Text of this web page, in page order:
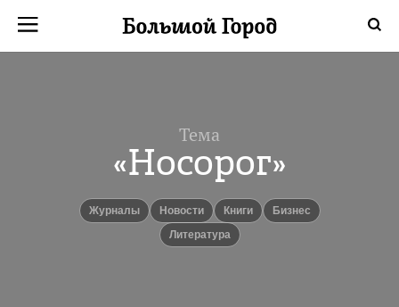
Тема
«Носорог»
Журналы новости книги
бизнес
литература